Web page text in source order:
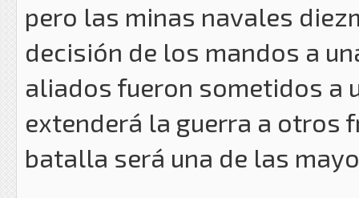
pero las minas navales
decisión de los mandos a
aliados fueron sometidos a
extenderá la guerra a otros
batalla será una de las